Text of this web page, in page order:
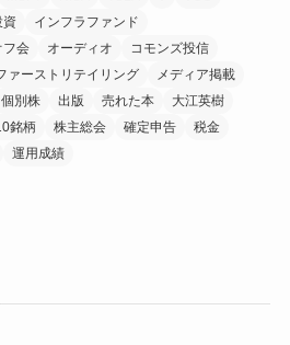
資
インフラファンド
フ会 オーディオ
コモンズ投信
ァーストリテイリング
メディア掲載
個別株 出版 売れた本
大江英樹
銘柄 株主総会 確定申告
税金
運用成績